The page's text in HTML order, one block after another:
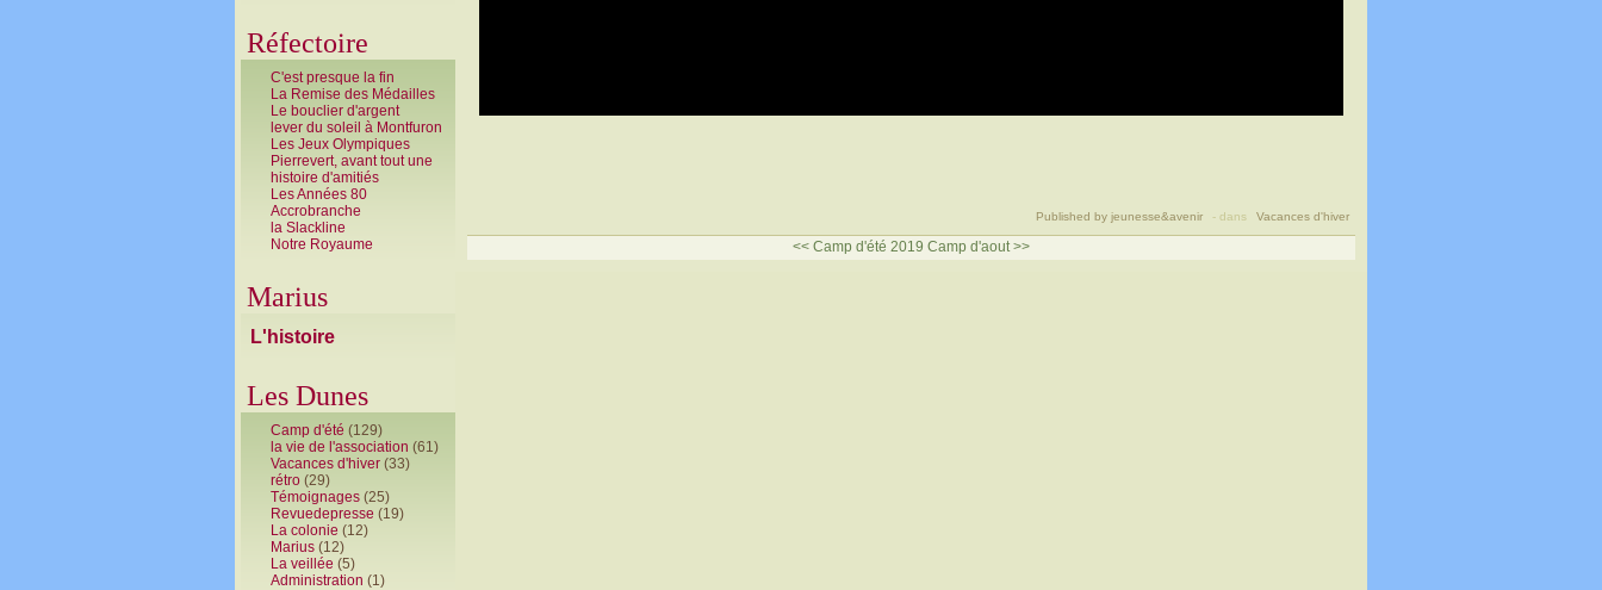
Réfectoire
C'est presque la fin
La Remise des Médailles
Le bouclier d'argent
lever du soleil à Montfuron
Les Jeux Olympiques
Pierrevert, avant tout une
histoire d'amitiés
Les Années 80
Accrobranche
la Slackline
Notre Royaume
Marius
L'histoire
Les Dunes
Camp d'été (129)
la vie de l'association (61)
Vacances d'hiver (33)
rétro (29)
Témoignages (25)
Revuedepresse (19)
La colonie (12)
Marius (12)
La veillée (5)
Administration (1)
Published by jeunesse&avenir - dans Vacances d'hiver
<< Camp d'été 2019 Camp d'aout >>